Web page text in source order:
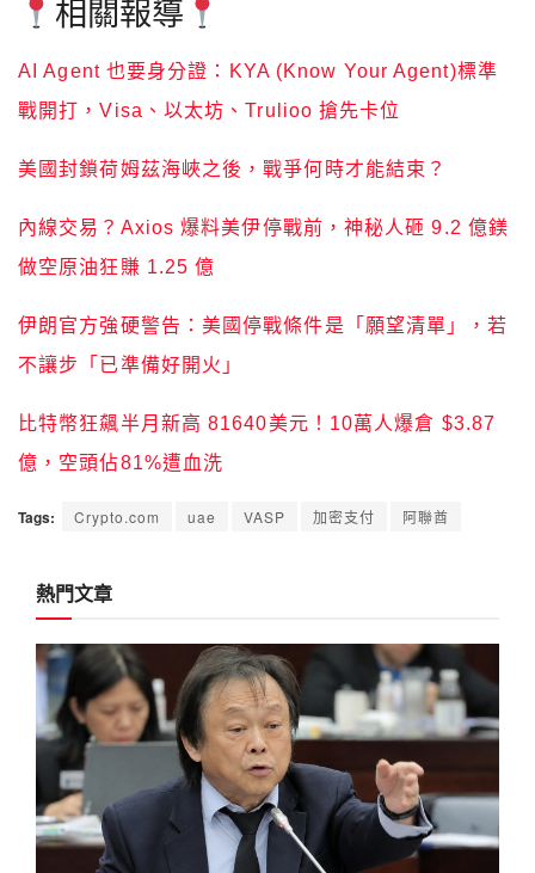
相關報導
AI Agent 也要身分證：KYA (Know Your Agent)標準
戰開打，Visa、以太坊、Trulioo 搶先卡位
美國封鎖荷姆茲海峽之後，戰爭何時才能結束？
內線交易？Axios 爆料美伊停戰前，神秘人砸 9.2 億鎂
做空原油狂賺 1.25 億
伊朗官方強硬警告：美國停戰條件是「願望清單」，若
不讓步「已準備好開火」
比特幣狂飆半月新高 81640美元！10萬人爆倉 $3.87
億，空頭佔81%遭血洗
Tags: Crypto.com uae VASP 加密支付 阿聯酋
熱門文章